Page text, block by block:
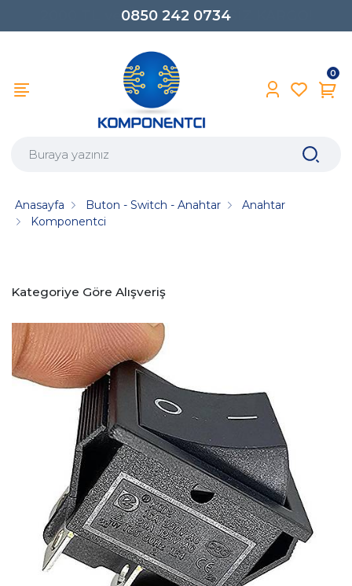
0850 242 0734
0
Anasayfa Buton - Switch - Anahtar
Anahtar
Komponentci
Kategoriye Göre Alışveriş